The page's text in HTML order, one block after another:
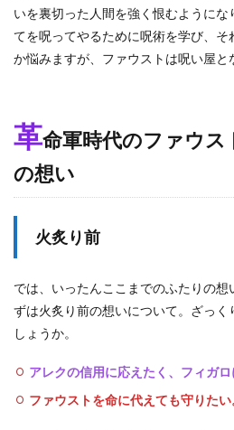
いを裏切った人間を強く恨むように
てを呪ってやるために呪術を学び、そ
か悩みますが、ファウストは呪い屋と
革命軍時代のファウス
の想い
火炙り前
では、いったんここまでのふたりの想
ずは火炙り前の想いについて。ざっ
しょうか。
アレクの信用に応えたく、フィガロ
ファウストを命に代えても守りたい